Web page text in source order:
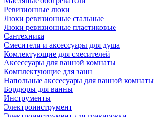
Ревизионные люки
Люки ревизионные стальные
Люки ревизионные пластиковые
Сантехника
Смесители и аксессуары для душа
Комлектующие для смесителей
Аксессуары для ванной комнаты
Комплектующие для ванн
Напольные акссесуары для ванной комнаты
Бордюры для ванны
Инструменты
Электроинструмент